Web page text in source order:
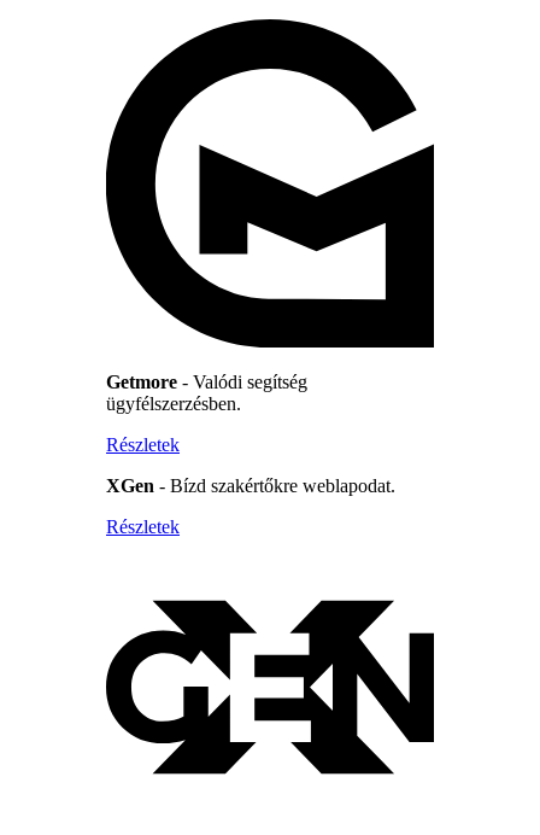
Getmore - Valódi segítség
ügyfélszerzésben.
Részletek
XGen - Bízd szakértőkre weblapodat.
Részletek